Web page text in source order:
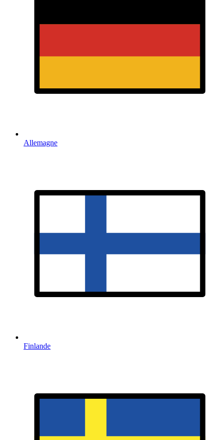
Allemagne
Finlande